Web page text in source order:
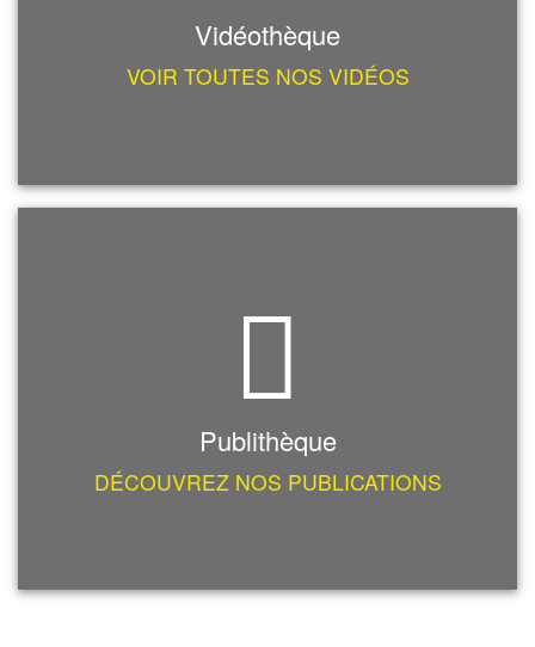
Vidéothèque
VOIR TOUTES NOS VIDÉOS
Publithèque
DÉCOUVREZ NOS PUBLICATIONS